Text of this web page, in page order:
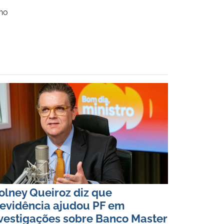
Queiroz diz que
ajudou PF em
sobre Banco Master